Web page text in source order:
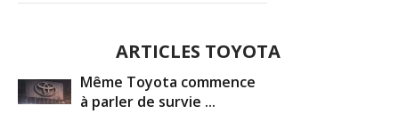
ARTICLES TOYOTA
Même Toyota commence
à parler de survie ...